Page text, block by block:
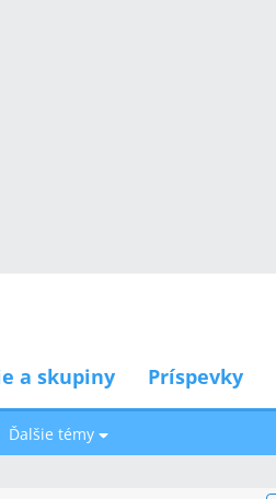
a skupiny Príspevky
Ďalšie témy